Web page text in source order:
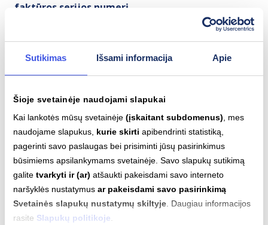
Sutikimas Išsami informacija Apie
Šioje svetainėje naudojami slapukai
Kai lankotės mūsų svetainėje(įskaitant subdomenus), mes
naudojame slapukus, kurie skirti apibendrinti statistiką,
pagerinti savo paslaugas bei prisiminti jūsų pasirinkimus
būsimiems apsilankymams svetainėje. Savo slapukų sutikimą
galitetvarkyti ir (ar) atšaukti pakeisdami savo interneto
naršyklės nustatymusar pakeisdami savo pasirinkimą
Svetainės slapukų nustatymų skiltyje. Daugiau informacijos
rasite Slapukų politikoje.
faktūros serijos numerį.
Kaip teisingai pateikti sąskaitos serijos
numerį mokėjimo paskirtyje?
Kur galiu rasti PVM sąskaitos faktūros
išklotinę?
Kodėl nesutampa PVM sąskaitos faktūros
suma su išklotinėje pateikta suma?